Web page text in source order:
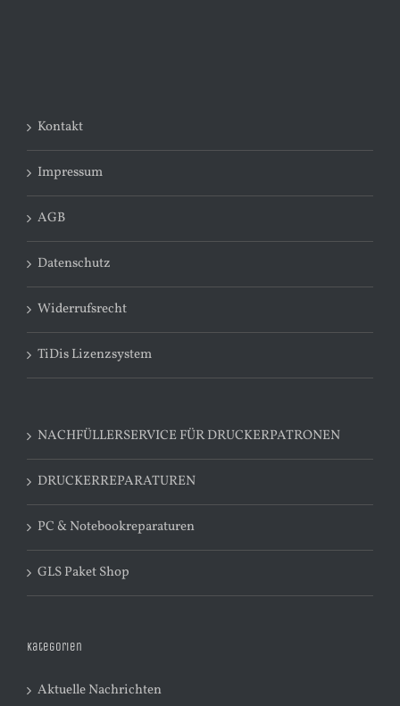
Kontakt
Impressum
AGB
Datenschutz
Widerrufsrecht
TiDis Lizenzsystem
NACHFÜLLERSERVICE FÜR DRUCKERPATRONEN
DRUCKERREPARATUREN
PC & Notebookreparaturen
GLS Paket Shop
Kategorien
Aktuelle Nachrichten